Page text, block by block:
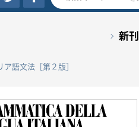
新刊
語文法［第２版］